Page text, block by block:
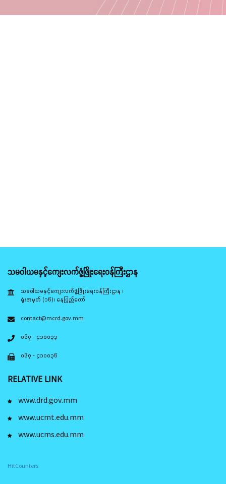
သမဝါယမနှင့်ကျေးလက်ဖွံ့ဖြိုးရေးဝန်ကြီးဌာန
သမဝါယမနှင့်ကျေးလက်ဖွံ့ဖြိုးရေးဝန်ကြီးဌာန ၊
ရုံးအမှတ် (၁၆)၊ နေပြည်တော်
contact@mcrd.gov.mm
၀၆၇ - ၄၁၀၀၃၃
၀၆၇ - ၄၁၀၀၃၆
RELATIVE LINK
www.drd.gov.mm
www.ucmt.edu.mm
www.ucms.edu.mm
HitCounters